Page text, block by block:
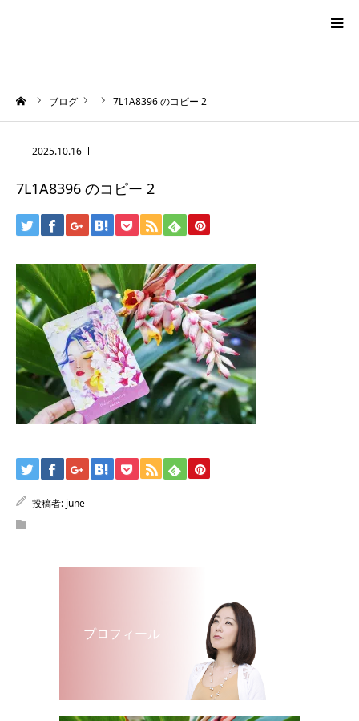
ブログ 7L1A8396 のコピー 2
2025.10.16
7L1A8396 のコピー 2
投稿者: june
プロフィール
プロフィール
お問い合わせ